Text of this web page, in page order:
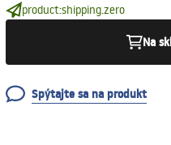
product:shipping.zero
Na
Spýtajte sa na produkt